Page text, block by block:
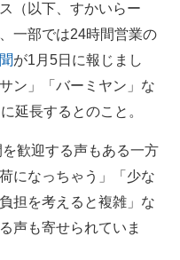
（以下、すかいらー
一部では24時間営業の
が1月5日に報じまし
ン」「バーミヤン」な
延長するとのこと。
歓迎する声もある一方
になっちゃう」「少な
担を考えると複雑」な
声も寄せられていま